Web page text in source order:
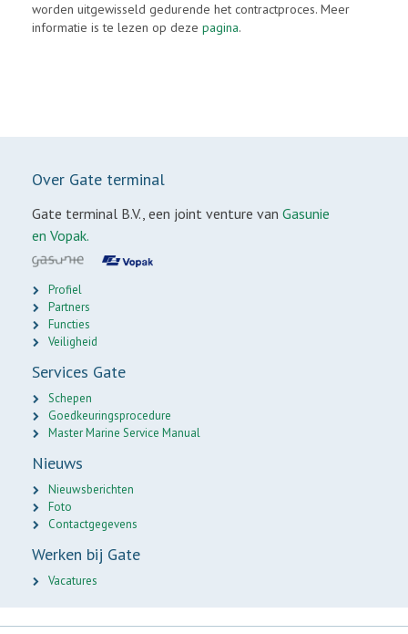
worden uitgewisseld gedurende het contractproces. Meer
informatie is te lezen op deze pagina.
Over Gate terminal
Gate terminal B.V., een joint venture van Gasunie
en Vopak.
Profiel
Partners
Functies
Veiligheid
Services Gate
Schepen
Goedkeuringsprocedure
Master Marine Service Manual
Nieuws
Nieuwsberichten
Foto
Contactgegevens
Werken bij Gate
Vacatures